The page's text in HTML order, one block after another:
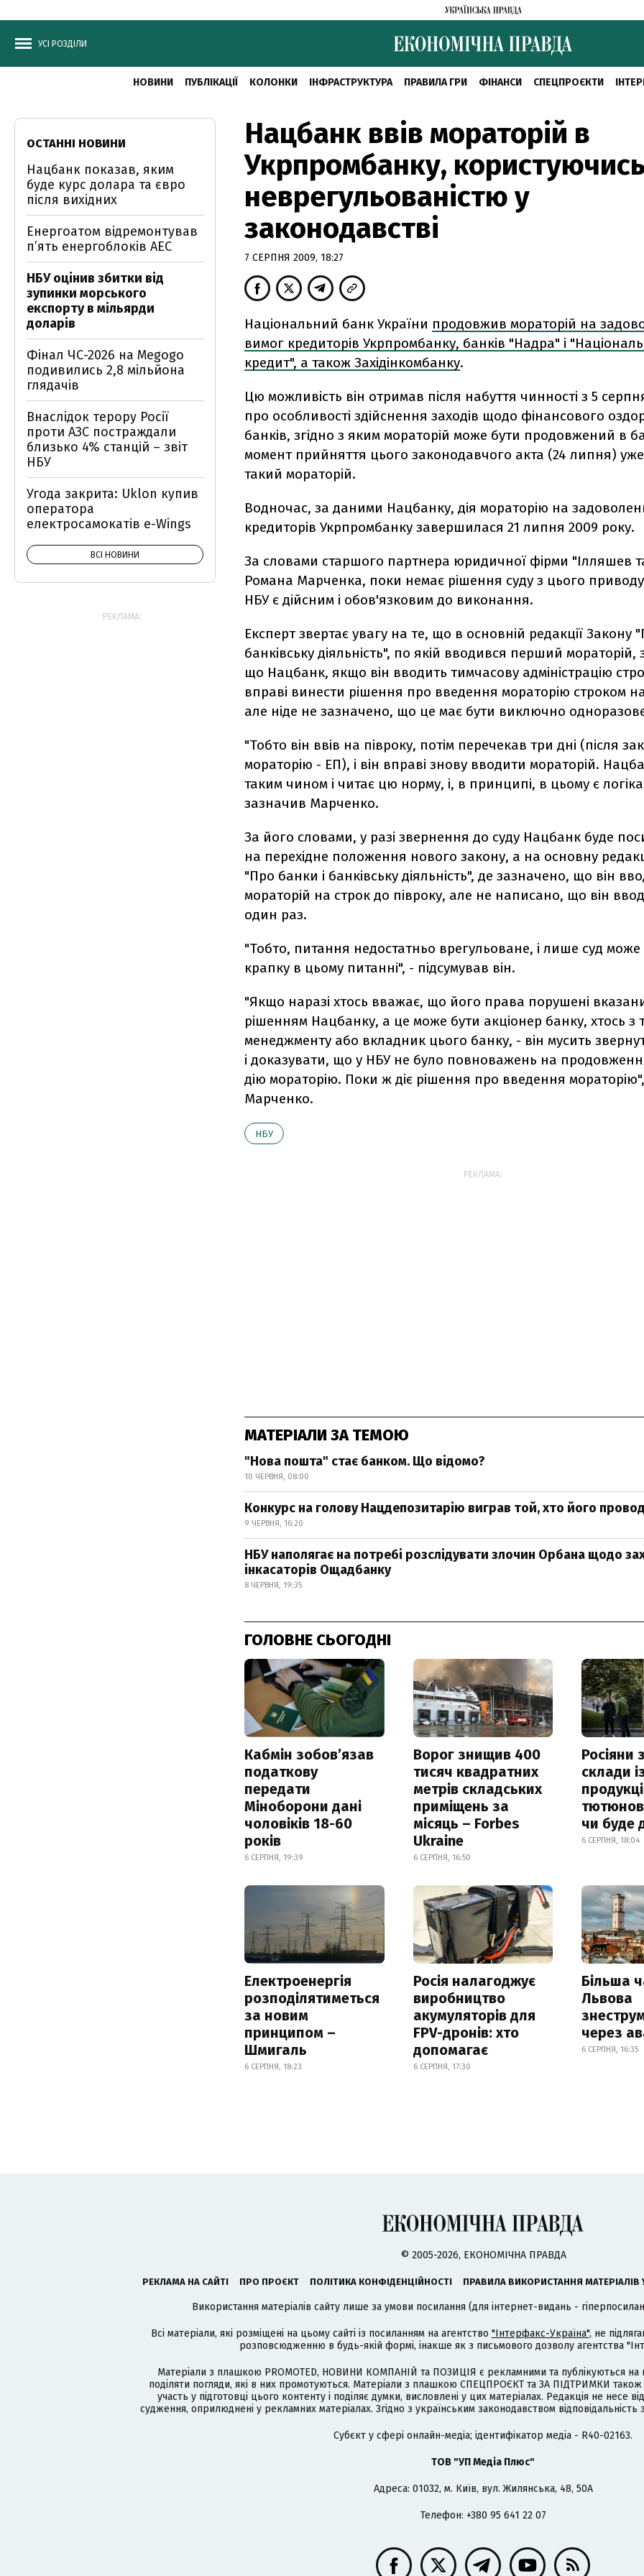
УСІ РОЗДІЛИ
НОВИНИ ПУБЛІКАЦІЇ КОЛОНКИ ІНФРАСТРУКТУРА ПРАВИЛА ГРИ ФІНАНСИ СПЕЦПРОЄКТИ
Нацбанк ввів мораторій в
Укрпромбанку, користуючись
неврегульованістю у
законодавстві
7 СЕРПНЯ 2009, 18:27
Національний банк України продовжив мораторій на
вимог кредиторів Укрпромбанку, банків "Надра" і
кредит", а також Західінкомбанку.
Цю можливість він отримав після набуття чинності з 5
про особливості здійснення заходів щодо фінансового
банків, згідно з яким мораторій може бути продовжений в
момент прийняття цього законодавчого акта (24 липня)
такий мораторій.
Водночас, за даними Нацбанку, дія мораторію на
кредиторів Укрпромбанку завершилася 21 липня 2009 року.
За словами старшого партнера юридичної фірми "Ілляшев
Романа Марченка, поки немає рішення суду з цього
НБУ є дійсним і обов'язковим до виконання.
Експерт звертає увагу на те, що в основній редакції Закону
банківську діяльність", по якій вводився перший мораторій,
що Нацбанк, якщо він вводить тимчасову адміністрацію
вправі винести рішення про введення мораторію строком
але ніде не зазначено, що це має бути виключно
"Тобто він ввів на півроку, потім перечекав три дні (після
мораторію - ЕП), і він вправі знову вводити мораторій.
таким чином і читає цю норму, і, в принципі, в цьому є
зазначив Марченко.
За його словами, у разі звернення до суду Нацбанк буде
на перехідне положення нового закону, а на основну
"Про банки і банківську діяльність", де зазначено, що він
мораторій на строк до півроку, але не написано, що він
один раз.
"Тобто, питання недостатньо врегульоване, і лише суд може
крапку в цьому питанні", - підсумував він.
"Якщо наразі хтось вважає, що його права порушені
рішенням Нацбанку, а це може бути акціонер банку, хтось з
менеджменту або вкладник цього банку, - він мусить
і доказувати, що у НБУ не було повноважень на
дію мораторію. Поки ж діє рішення про введення
Марченко.
НБУ
РЕКЛАМА:
МАТЕРІАЛИ ЗА ТЕМОЮ
"Нова пошта" стає банком. Що відомо?
10 ЧЕРВНЯ, 08:00
Конкурс на голову Нацдепозитарію виграв той, хто його
9 ЧЕРВНЯ, 16:20
НБУ наполягає на потребі розслідувати злочин Орбана щодо
інкасаторів Ощадбанку
8 ЧЕРВНЯ, 19:35
ГОЛОВНЕ СЬОГОДНІ
Кабмін зобовʼязав
податкову
передати
Міноборони дані
чоловіків 18-60
років
6 СЕРПНЯ, 19:39
Ворог знищив 400
тисяч квадратних
метрів складських
приміщень за
місяць – Forbes
Ukraine
6 СЕРПНЯ, 16:50
Росіяни
склади
чи буде
6 СЕРПНЯ, 18:04
Електроенергія
розподілятиметься
за новим
принципом –
Шмигаль
6 СЕРПНЯ, 18:23
Росія налагоджує
виробництво
акумуляторів для
FPV-дронів: хто
допомагає
6 СЕРПНЯ, 17:30
Більша
Львова
через
6 СЕРПНЯ, 16:35
ОСТАННІ НОВИНИ
Нацбанк показав, яким
буде курс долара та євро
після вихідних
Енергоатом відремонтував
п’ять енергоблоків АЕС
НБУ оцінив збитки від
зупинки морського
експорту в мільярди
доларів
Фінал ЧС-2026 на Megogo
подивились 2,8 мільйона
глядачів
Внаслідок терору Росії
проти АЗС постраждали
близько 4% станцій – звіт
НБУ
Угода закрита: Uklon купив
оператора
електросамокатів e-Wings
ВСІ НОВИНИ
РЕКЛАМА:
© 2005-2026, ЕКОНОМІЧНА ПРАВДА
РЕКЛАМА НА САЙТІ ПРО ПРОЄКТ ПОЛІТИКА КОНФІДЕНЦІЙНОСТІ ПРАВИЛА ВИКОРИСТАННЯ МАТЕРІАЛІВ
Використання матеріалів сайту лише за умови посилання (для інтернет-видань -
Всі матеріали, які розміщені на цьому сайті із посиланням на агентство "Інтерфакс-Україна", не
розповсюдженню в будь-якій формі, інакше як з письмового дозволу агентства
Матеріали з плашкою PROMOTED, НОВИНИ КОМПАНІЙ та ПОЗИЦІЯ є рекламними та публікуються на
поділяти погляди, які в них промотуються. Матеріали з плашкою СПЕЦПРОЄКТ та ЗА ПІДТРИМКИ
участь у підготовці цього контенту і поділяє думки, висловлені у цих матеріалах. Редакція не несе
судження, оприлюднені у рекламних матеріалах. Згідно з українським законодавством
Cубєкт у сфері онлайн-медіа; ідентифікатор медіа - R40-02163.
ТОВ "УП Медіа Плюс"
Адреса: 01032, м. Київ, вул. Жилянська, 48, 50А
Телефон: +380 95 641 22 07